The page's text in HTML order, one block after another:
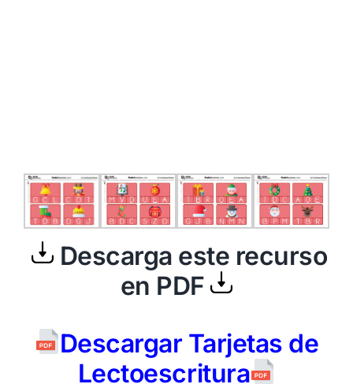
Descarga este recurso
en PDF
Descargar Tarjetas de
Lectoescritura